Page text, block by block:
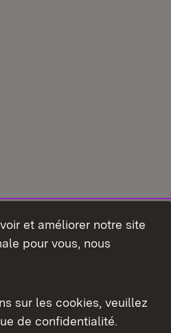
et améliorer notre site
pour vous, nous
sur les cookies, veuillez
de confidentialité.